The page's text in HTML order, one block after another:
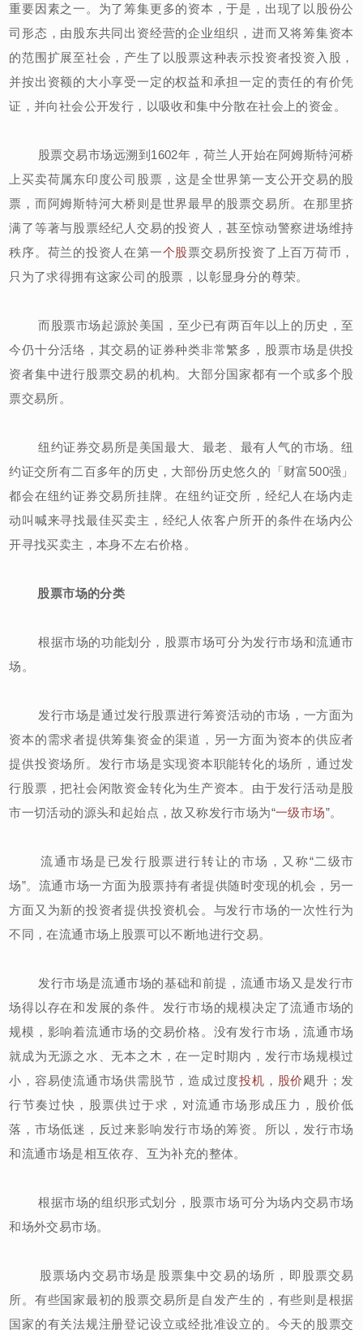
重要因素之一。为了筹集更多的资本，于是，出现了以股份公
司形态，由股东共同出资经营的企业组织，进而又将筹集资本
的范围扩展至社会，产生了以股票这种表示投资者投资入股，
并按出资额的大小享受一定的权益和承担一定的责任的有价凭
证，并向社会公开发行，以吸收和集中分散在社会上的资金。
股票交易市场远溯到1602年，荷兰人开始在阿姆斯特河桥
上买卖荷属东印度公司股票，这是全世界第一支公开交易的股
票，而阿姆斯特河大桥则是世界最早的股票交易所。在那里挤
满了等著与股票经纪人交易的投资人，甚至惊动警察进场维持
秩序。荷兰的投资人在第一个股票交易所投资了上百万荷币，
只为了求得拥有这家公司的股票，以彰显身分的尊荣。
而股票市场起源於美国，至少已有两百年以上的历史，至
今仍十分活络，其交易的证券种类非常繁多，股票市场是供投
资者集中进行股票交易的机构。大部分国家都有一个或多个股
票交易所。
纽约证券交易所是美国最大、最老、最有人气的市场。纽
约证交所有二百多年的历史，大部份历史悠久的「财富500强」
都会在纽约证券交易所挂牌。在纽约证交所，经纪人在场内走
动叫喊来寻找最佳买卖主，经纪人依客户所开的条件在场内公
开寻找买卖主，本身不左右价格。
股票市场的分类
根据市场的功能划分，股票市场可分为发行市场和流通市
场。
发行市场是通过发行股票进行筹资活动的市场，一方面为
资本的需求者提供筹集资金的渠道，另一方面为资本的供应者
提供投资场所。发行市场是实现资本职能转化的场所，通过发
行股票，把社会闲散资金转化为生产资本。由于发行活动是股
市一切活动的源头和起始点，故又称发行市场为“一级市场”。
流通市场是已发行股票进行转让的市场，又称“二级市
场”。流通市场一方面为股票持有者提供随时变现的机会，另一
方面又为新的投资者提供投资机会。与发行市场的一次性行为
不同，在流通市场上股票可以不断地进行交易。
发行市场是流通市场的基础和前提，流通市场又是发行市
场得以存在和发展的条件。发行市场的规模决定了流通市场的
规模，影响着流通市场的交易价格。没有发行市场，流通市场
就成为无源之水、无本之木，在一定时期内，发行市场规模过
小，容易使流通市场供需脱节，造成过度投机 ， 股价飓升；发
行节奏过快，股票供过于求，对流通市场形成压力，股价低
落，市场低迷，反过来影响发行市场的筹资。所以，发行市场
和流通市场是相互依存、互为补充的整体。
根据市场的组织形式划分，股票市场可分为场内交易市场
和场外交易市场。
股票场内交易市场是股票集中交易的场所，即股票交易
所。有些国家最初的股票交易所是自发产生的，有些则是根据
国家的有关法规注册登记设立或经批准设立的。今天的股票交